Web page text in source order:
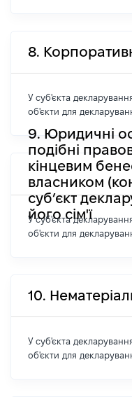
8.
У суб'єкта
об'єкти для
9. Юридичні
подібні
кінцевим
власником
суб’єкт
його сім'ї
У суб'єкта
об'єкти для
10.
У суб'єкта
об'єкти для